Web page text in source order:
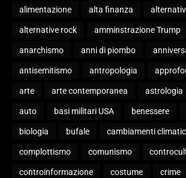
alimentazione alta finanza
alternative rock amminstrazione Trump
anarchismo anni di piombo
antisemitismo antropologia
arte arte contemporanea astrologia
auto basi militari USA benessere
biologia bufale cambiamenti
complottismo comunismo
controinformazione costume crime